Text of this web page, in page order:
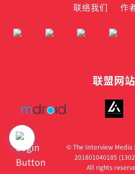
联络我们
作
联盟网站
© The Interview Media
201801040185
All rights